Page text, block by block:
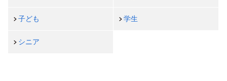
子ども 学生
シニア